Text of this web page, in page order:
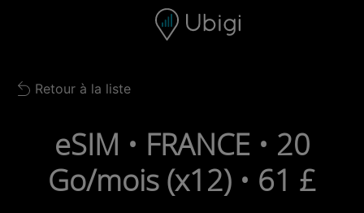
Barre de navigation Bas de page
Back to list
Retour à la liste
eSIM • FRANCE • 20
Go/mois (x12) • 61 £